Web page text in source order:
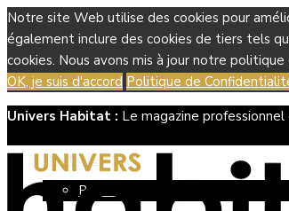
Notre site Web utilise des cookies pour
également inclure des cookies de tiers tels
cookies. Nous avons mis à jour notre
OK, je suis d'accord Politique de
Univers Habitat : Le magazine
Boutique
Panier